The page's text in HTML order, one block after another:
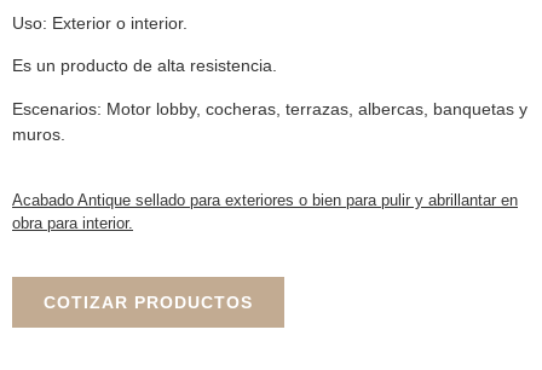
Uso: Exterior o interior.
Es un producto de alta resistencia.
Escenarios: Motor lobby, cocheras, terrazas, albercas, banquetas y
muros.
Acabado Antique sellado para exteriores o bien para pulir y abrillantar en
obra para interior.
COTIZAR PRODUCTOS